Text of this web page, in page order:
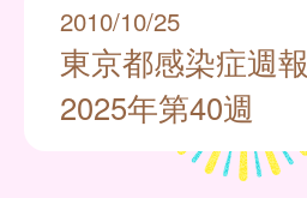
2010/10/25
東京都感染症週報
2025年第40週